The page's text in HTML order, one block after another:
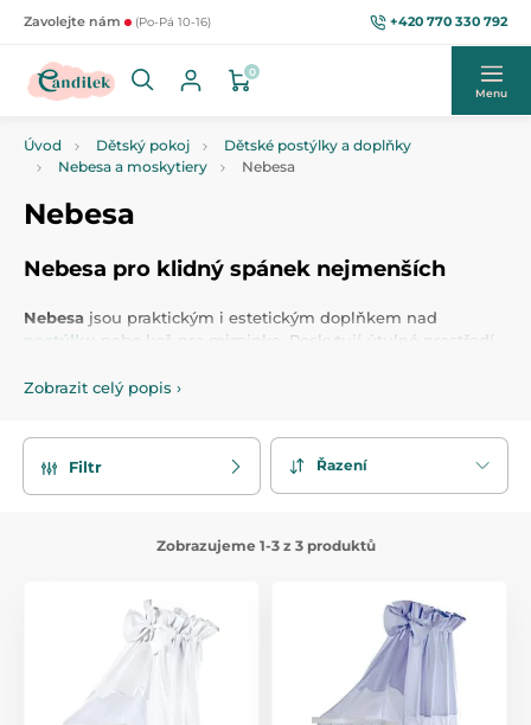
Zavolejte nám (Po-Pá 10-16) +420 770 330 792
0
Menu
Úvod Dětský pokoj
Dětské postýlky a doplňky
Nebesa a moskytiery
Nebesa
Nebesa
Nebesa pro klidný spánek nejmenších
Nebesa jsou praktickým i estetickým doplňkem nad
postýlku
nebo koš pro miminko. Poskytují útulné prostředí
různých barev a materiálů
pohodlí a klidnému spánku děťátka.
Zobrazit celý popis ›
Filtr Řazení
Zobrazujeme 1-3 z 3 produktů